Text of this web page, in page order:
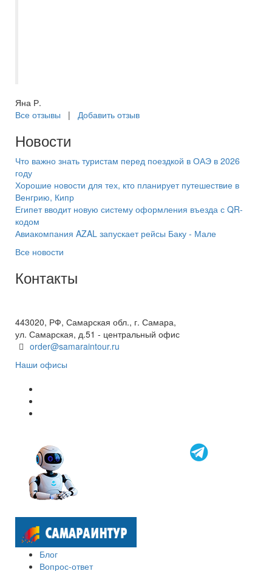
Яна Р.
Все отзывы | Добавить отзыв
Новости
Что важно знать туристам перед поездкой в ОАЭ в 2026
году
Хорошие новости для тех, кто планирует путешествие в
Венгрию, Кипр
Египет вводит новую систему оформления въезда с QR-
кодом
Авиакомпания AZAL запускает рейсы Баку - Мале
Все новости
Контакты
443020, РФ, Самарская обл., г. Самара,
ул. Самарская, д.51 - центральный офис
order@samaraintour.ru
Наши офисы
Блог
Вопрос-ответ